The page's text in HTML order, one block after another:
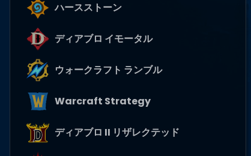
ハースストーン
ディアブロ イモータル
ウォークラフト ランブル
Warcraft Strategy
ディアブロ II リザレクテッド